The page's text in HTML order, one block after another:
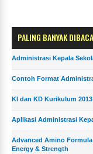
PALING BANYAK DIBACA
Administrasi Kepala
Contoh Format
KI dan KD Kurikulum
Aplikasi Administrasi
Advanced Amino
Energy & Strength